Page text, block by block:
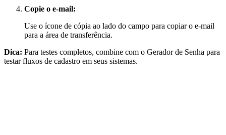
Copie o e-mail:
Use o ícone de cópia ao lado do campo para copiar o e-mail
para a área de transferência.
Dica: Para testes completos, combine com o Gerador de Senha para
testar fluxos de cadastro em seus sistemas.